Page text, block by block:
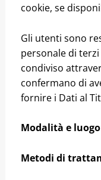
cookie, se
Gli utenti sono
personale di
condiviso
confermano di
fornire i Dati al
Modalità e
Metodi di